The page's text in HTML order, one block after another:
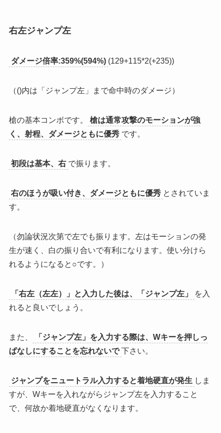
右左ジャンプ左
ダメージ倍率:359%(594%) (129+115*2(+235))
（()内は「ジャンプ左」まで命中時のダメージ）
槍の基本コンボです。
槍は通常攻撃のモーションが強
く、射程、ダメージともに優秀 です。
初段は基本、右 で振ります。
右のほうが吸い付き、ダメージともに優秀 とされていま
す。
（勿論状況次第で左でも振ります。左はモーションの発
生が速く、白の振り合いで有利になります。使い分けら
れるようになると○です。）
「右左（左左）」と入力した後は、「ジャンプ左」
を入
れると良いでしょう。
また、
「ジャンプ左」を入力する際は、Wキーを押しっ
ぱなしにすることを忘れないで 下さい。
ジャンプをニュートラル入力すると着地硬直が発生 しま
すが、Wキーを入れながらジャンプ左を入力すること
で、何故か着地硬直がなくなります。